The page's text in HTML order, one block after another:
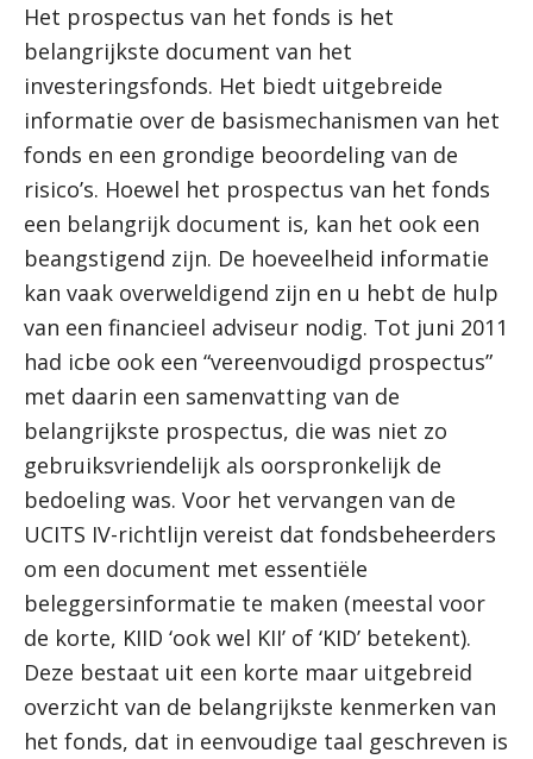
Het prospectus van het fonds is het
belangrijkste document van het
investeringsfonds. Het biedt uitgebreide
informatie over de basismechanismen van het
fonds en een grondige beoordeling van de
risico’s. Hoewel het prospectus van het fonds
een belangrijk document is, kan het ook een
beangstigend zijn. De hoeveelheid informatie
kan vaak overweldigend zijn en u hebt de hulp
van een financieel adviseur nodig. Tot juni 2011
had icbe ook een “vereenvoudigd prospectus”
met daarin een samenvatting van de
belangrijkste prospectus, die was niet zo
gebruiksvriendelijk als oorspronkelijk de
bedoeling was. Voor het vervangen van de
UCITS IV-richtlijn vereist dat fondsbeheerders
om een ​​document met essentiële
beleggersinformatie te maken (meestal voor
de korte, KIID ‘ook wel KII’ of ‘KID’ betekent).
Deze bestaat uit een korte maar uitgebreid
overzicht van de belangrijkste kenmerken van
het fonds, dat in eenvoudige taal geschreven is